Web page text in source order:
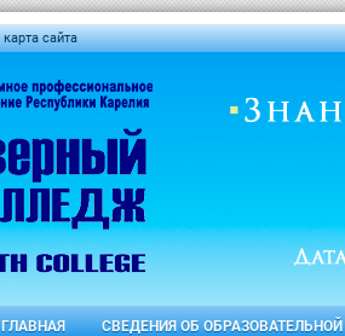
карта сайта
ГЛАВНАЯ СВЕДЕНИЯ ОБ